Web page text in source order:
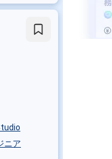
ニア